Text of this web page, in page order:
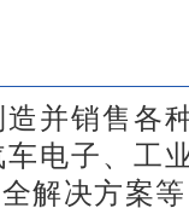
并销售各
电子、工
解决方案